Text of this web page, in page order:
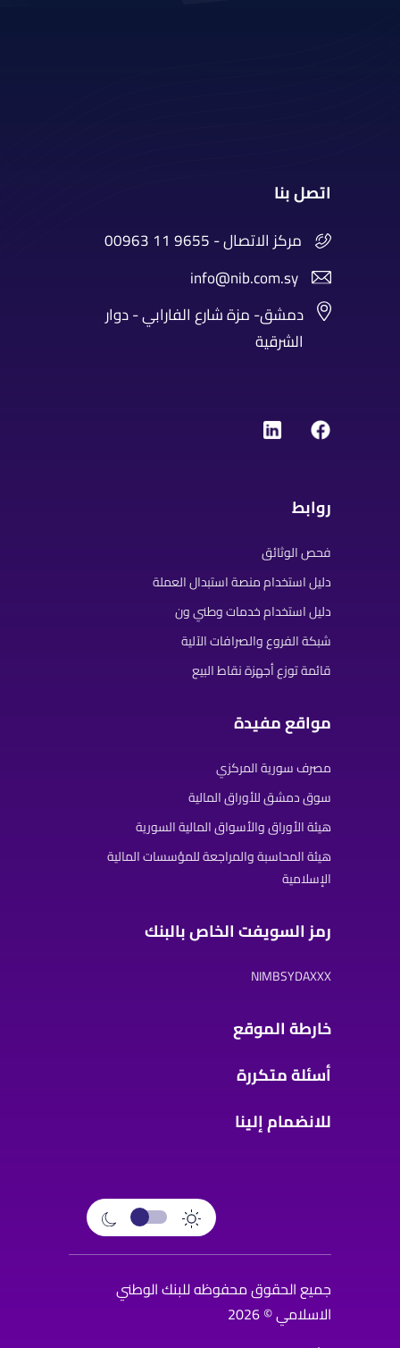
اتصل بنا
00963 11 9655 - مركز الاتصال
info@nib.com.sy
دمشق- مزة شارع الفارابي - دوار
الشرقية
روابط
فحص الوثائق
دليل استخدام منصة استبدال العملة
دليل استخدام خدمات وطني ون
شبكة الفروع والصرافات الآلية
قائمة توزع أجهزة نقاط البيع
مواقع مفيدة
مصرف سورية المركزي
سوق دمشق للأوراق المالية
هيئة الأوراق والأسواق المالية السورية
هيئة المحاسبة والمراجعة للمؤسسات المالية
الإسلامية
رمز السويفت الخاص بالبنك
NIMBSYDAXXX
خارطة الموقع
أسئلة متكررة
للانضمام إلينا
جميع الحقوق محفوظه للبنك الوطني
الاسلامي © 2026